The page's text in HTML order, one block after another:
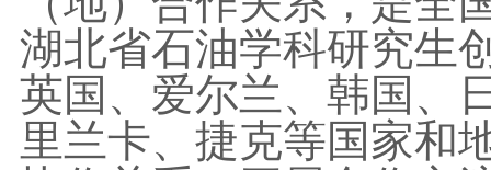
湖北省石油学科研究生
英国、爱尔兰、韩国、
里兰卡、捷克等国家和